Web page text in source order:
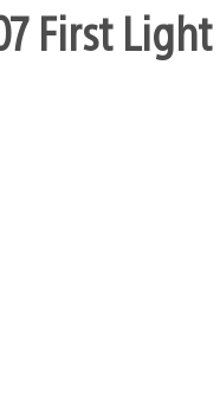
First Light